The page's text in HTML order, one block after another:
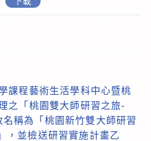
課程藝術生活學科中心暨桃
之「桃園雙大師研習之旅-
稱為「桃園新竹雙大師研習
，並檢送研習實施計畫乙